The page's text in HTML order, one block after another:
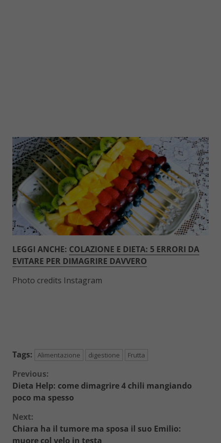
LEGGI ANCHE: COLAZIONE E DIETA: 5 ERRORI DA
EVITARE PER DIMAGRIRE DAVVERO
Photo credits Instagram
Tags: Alimentazione digestione Frutta
Continue
Reading
Previous:
Dieta Help: come dimagrire 4 chili mangiando
poco ma spesso
Next:
Chiara ha il tumore ma sposa il suo Emilio:
muore col velo in testa